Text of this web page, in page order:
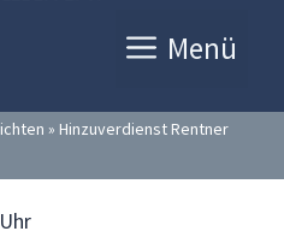
Menü
» Hinzuverdienst Rentner